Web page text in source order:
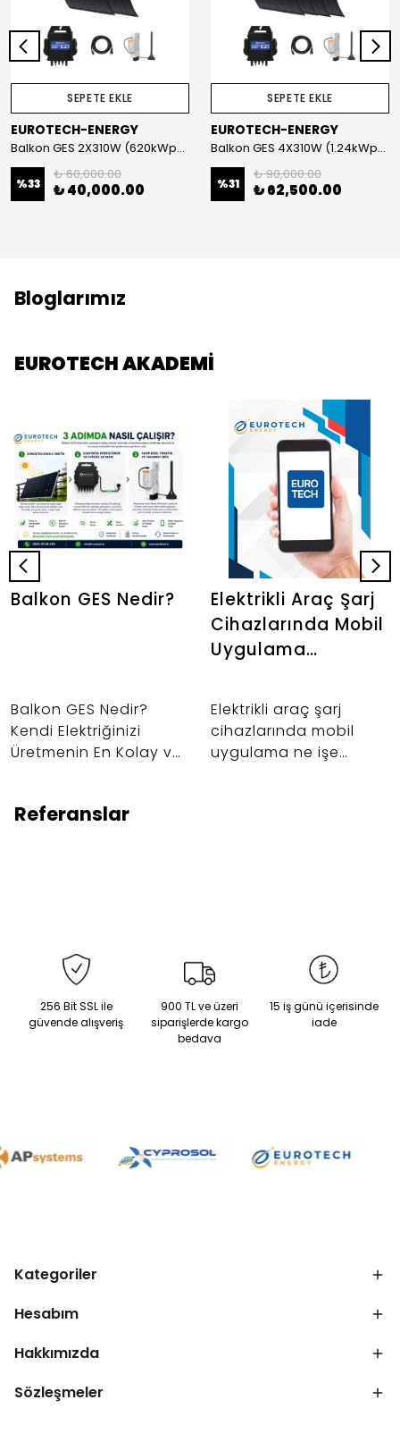
SEPETE EKLE
EUROTECH-ENERGY
Balkon GES 2X310W (620kWp) Esnek Panel + Mikro İnverter + Akıllı Sayaç Set
%33
₺ 60,000.00
₺ 40,000.00
SEPETE EKLE
EUROTECH-ENERGY
Balkon GES 4X310W (1.24kWp) Esnek Panel + Mikro İnverter + Akıllı Sayaç Set
%31
₺ 90,000.00
₺ 62,500.00
Bloglarımız
EUROTECH AKADEMİ
Balkon GES Nedir?
Balkon GES Nedir?
Kendi Elektriğinizi
Üretmenin En Kolay ve
Elektrikli Araç Şarj
Cihazlarında Mobil
Uygulama
Faydaları
Elektrikli araç şarj
cihazlarında mobil
uygulama ne işe
Referanslar
256 Bit SSL ile
güvende alışveriş
900 TL ve üzeri
siparişlerde kargo
bedava
15 iş günü içerisinde
iade
Kategoriler
Hesabım
Hakkımızda
Sözleşmeler